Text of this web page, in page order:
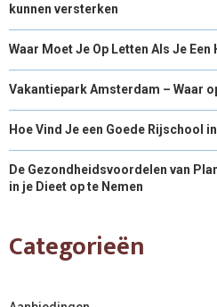
kunnen versterken
Waar Moet Je Op Letten Als Je
Vakantiepark Amsterdam – Waar
Hoe Vind Je een Goede Rijschool
De Gezondheidsvoordelen van
in je Dieet op te Nemen
Categorieën